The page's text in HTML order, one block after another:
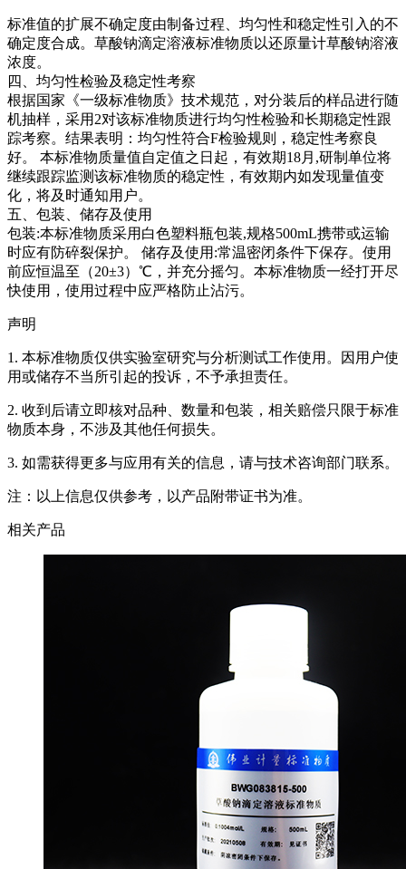
标准值的扩展不确定度由制备过程、均匀性和稳定性引入的不
确定度合成。草酸钠滴定溶液标准物质以还原量计草酸钠溶液
浓度。
四、均匀性检验及稳定性考察
根据国家《一级标准物质》技术规范，对分装后的样品进行随
机抽样，采用2对该标准物质进行均匀性检验和长期稳定性跟
踪考察。结果表明：均匀性符合F检验规则，稳定性考察良
好。 本标准物质量值自定值之日起，有效期18月,研制单位将
继续跟踪监测该标准物质的稳定性，有效期内如发现量值变
化，将及时通知用户。
五、包装、储存及使用
包装:本标准物质采用白色塑料瓶包装,规格500mL携带或运输
时应有防碎裂保护。 储存及使用:常温密闭条件下保存。使用
前应恒温至（20±3）℃，并充分摇匀。本标准物质一经打开尽
快使用，使用过程中应严格防止沾污。
声明
1. 本标准物质仅供实验室研究与分析测试工作使用。因用户使
用或储存不当所引起的投诉，不予承担责任。
2. 收到后请立即核对品种、数量和包装，相关赔偿只限于标准
物质本身，不涉及其他任何损失。
3. 如需获得更多与应用有关的信息，请与技术咨询部门联系。
注：以上信息仅供参考，以产品附带证书为准。
相关产品